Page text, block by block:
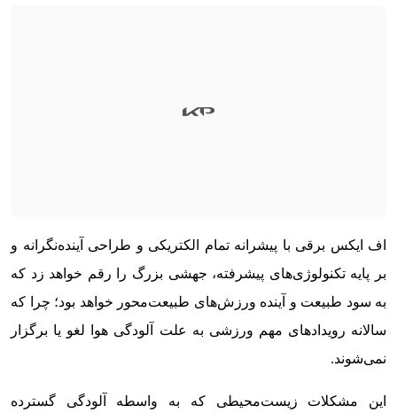
اف ایکس برقی با پیشرانه تمام الکتریکی و طراحی آینده‌نگرانه و
بر پایه تکنولوژی‌های پیشرفته، جهشی بزرگ را رقم خواهد زد که
به سود طبیعت و آینده ورزش‌های طبیعت‌محور خواهد بود؛ چرا که
سالانه رویدادهای مهم ورزشی به علت آلودگی هوا لغو یا برگزار
نمی‌شوند.
این مشکلات زیست‌محیطی که به واسطه آلودگی گسترده